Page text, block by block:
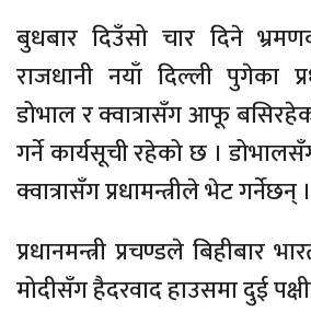
बुधबार दिउँसो चार दिने
राजधानी नयाँ दिल्ली पुगेका
डोभाल र क्वात्रासँग आफू
गर्ने कार्यसूची रहेको छ ।
क्वात्रासँग प्रधामन्त्रीले भेट गर्नेछन् ।
प्रधानमन्त्री प्रचण्डले बिहीबार
मोदीसँग हैदरवाद हाउसमा दुई